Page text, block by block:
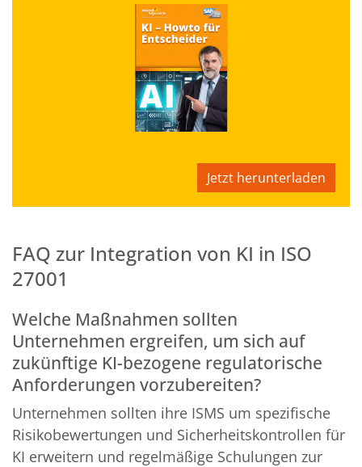
Jetzt herunterladen
FAQ zur Integration von KI in ISO
27001
Welche Maßnahmen sollten
Unternehmen ergreifen, um sich auf
zukünftige KI-bezogene regulatorische
Anforderungen vorzubereiten?
Unternehmen sollten ihre ISMS um spezifische
Risikobewertungen und Sicherheitskontrollen für
KI erweitern und regelmäßige Schulungen zur